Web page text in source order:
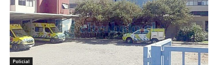
Policial